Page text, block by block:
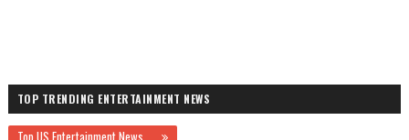
TOP TRENDING ENTERTAINMENT NEWS
Top US Entertainment News